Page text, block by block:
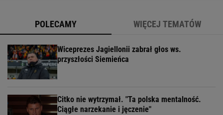
POLECAMY WIĘCEJ TEMATÓW
Wiceprezes Jagiellonii zabrał głos ws.
przyszłości Siemieńca
Citko nie wytrzymał. "Ta polska mentalność.
Ciągłe narzekanie i jęczenie"